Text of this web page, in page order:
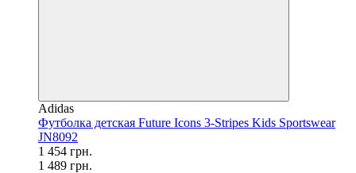
Adidas
Футболка детская Future Icons 3-Stripes Kids Sportswear
JN8092
1 454 грн.
1 489 грн.